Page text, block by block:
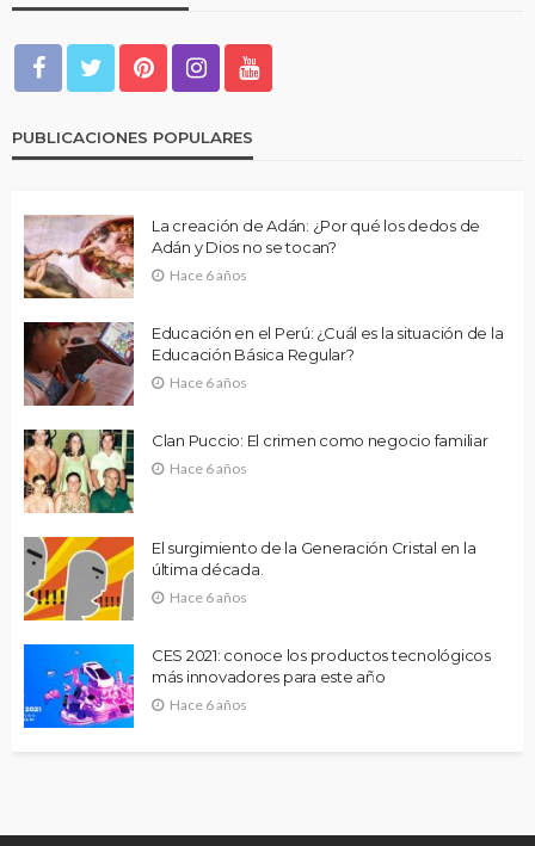
PUBLICACIONES POPULARES
La creación de Adán: ¿Por qué los dedos de
Adán y Dios no se tocan?
Hace 6 años
Educación en el Perú: ¿Cuál es la situación de la
Educación Básica Regular?
Hace 6 años
Clan Puccio: El crimen como negocio familiar
Hace 6 años
El surgimiento de la Generación Cristal en la
última década.
Hace 6 años
CES 2021: conoce los productos tecnológicos
más innovadores para este año
Hace 6 años